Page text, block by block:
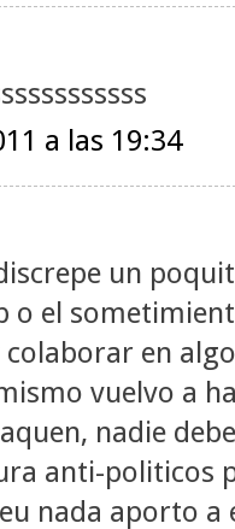
a las 19:34
un
o el
en
vuelvo a
nadie
anti-politicos
nada aporto a